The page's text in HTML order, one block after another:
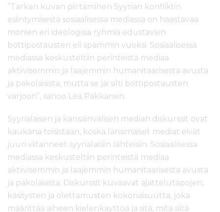
”Tarkan kuvan piirtäminen Syyrian konfliktin
esiintymisestä sosiaalisessa mediassa on haastavaa
monien eri ideologisia ryhmiä edustavien
bottipostausten eli spämmin vuoksi. Sosiaalisessa
mediassa keskusteltiin perinteistä mediaa
aktiivisemmin ja laajemmin humanitaarisesta avusta
ja pakolaisista, mutta se jäi silti bottipostausten
varjoon”, sanoo Lea Pakkanen.
Syyrialaisen ja kansainvälisen median diskurssit ovat
kaukana toisistaan, koska länsimaiset mediat eivät
juuri viitanneet syyrialaisiin lähteisiin. Sosiaalisessa
mediassa keskusteltiin perinteistä mediaa
aktiivisemmin ja laajemmin humanitaarisesta avusta
ja pakolaisista. Diskurssit kuvaavat ajattelutapojen,
käsitysten ja olettamusten kokonaisuutta, joka
määrittää aiheen kielenkäyttöä ja sitä, mitä siitä